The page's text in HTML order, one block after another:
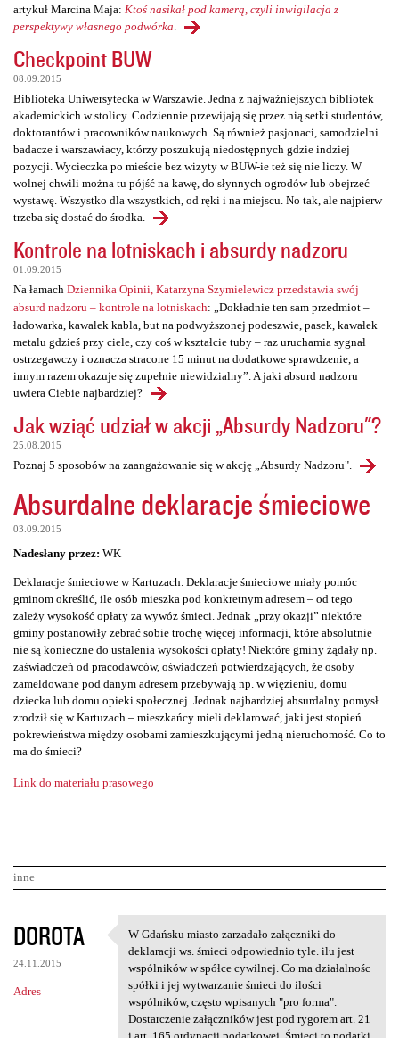
artykuł Marcina Maja: Ktoś nasikał pod kamerą, czyli inwigilacja z
perspektywy własnego podwórka
Checkpoint BUW
08.09.2015
Biblioteka Uniwersytecka w Warszawie. Jedna z najważniejszych bibliotek
akademickich w stolicy. Codziennie przewijają się przez nią setki studentów,
doktorantów i pracowników naukowych. Są również pasjonaci, samodzielni
badacze i warszawiacy, którzy poszukują niedostępnych gdzie indziej
pozycji. Wycieczka po mieście bez wizyty w BUW-ie też się nie liczy. W
wolnej chwili można tu pójść na kawę, do słynnych ogrodów lub obejrzeć
wystawę. Wszystko dla wszystkich, od ręki i na miejscu. No tak, ale najpierw
trzeba się dostać do środka.
Kontrole na lotniskach i absurdy nadzoru
01.09.2015
Na łamach Dziennika Opinii, Katarzyna Szymielewicz przedstawia swój
absurd nadzoru – kontrole na lotniskach: „Dokładnie ten sam przedmiot –
ładowarka, kawałek kabla, but na podwyższonej podeszwie, pasek, kawałek
metalu gdzieś przy ciele, czy coś w kształcie tuby – raz uruchamia sygnał
ostrzegawczy i oznacza stracone 15 minut na dodatkowe sprawdzenie, a
innym razem okazuje się zupełnie niewidzialny”. A jaki absurd nadzoru
uwiera Ciebie najbardziej?
Jak wziąć udział w akcji „Absurdy Nadzoru"?
25.08.2015
Poznaj 5 sposobów na zaangażowanie się w akcję „Absurdy Nadzoru".
Absurdalne deklaracje śmieciowe
03.09.2015
Nadesłany przez: WK
Deklaracje śmieciowe w Kartuzach. Deklaracje śmieciowe miały pomóc
gminom określić, ile osób mieszka pod konkretnym adresem – od tego
zależy wysokość opłaty za wywóz śmieci. Jednak „przy okazji” niektóre
gminy postanowiły zebrać sobie trochę więcej informacji, które absolutnie
nie są konieczne do ustalenia wysokości opłaty! Niektóre gminy żądały np.
zaświadczeń od pracodawców, oświadczeń potwierdzających, że osoby
zameldowane pod danym adresem przebywają np. w więzieniu, domu
dziecka lub domu opieki społecznej. Jednak najbardziej absurdalny pomysł
zrodził się w Kartuzach – mieszkańcy mieli deklarować, jaki jest stopień
pokrewieństwa między osobami zamieszkującymi jedną nieruchomość. Co to
ma do śmieci?
Link do materiału prasowego
inne
K
o
m
e
DOROTA
24.11.2015
Adres
W Gdańsku miasto zarzadało
W Gdańsku miasto zarzadało załączniki do
deklaracji ws. śmieci odpowiednio tyle. ilu jest
wspólników w spółce cywilnej. Co ma działalnośc
spółki i jej wytwarzanie śmieci do ilości
wspólników, często wpisanych "pro forma".
Dostarczenie załączników jest pod rygorem art. 21